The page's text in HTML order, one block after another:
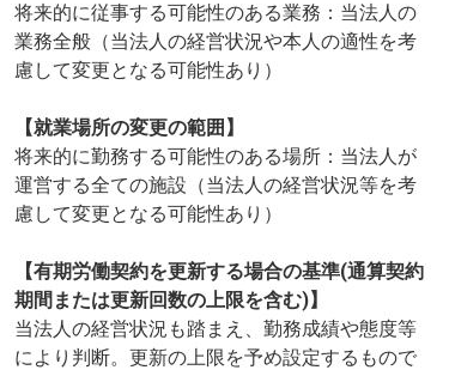
将来的に従事する可能性のある業務：当法人の
業務全般（当法人の経営状況や本人の適性を考
慮して変更となる可能性あり）
【就業場所の変更の範囲】
将来的に勤務する可能性のある場所：当法人が
運営する全ての施設（当法人の経営状況等を考
慮して変更となる可能性あり）
【有期労働契約を更新する場合の基準(通算契約
期間または更新回数の上限を含む)】
当法人の経営状況も踏まえ、勤務成績や態度等
により判断。更新の上限を予め設定するもので